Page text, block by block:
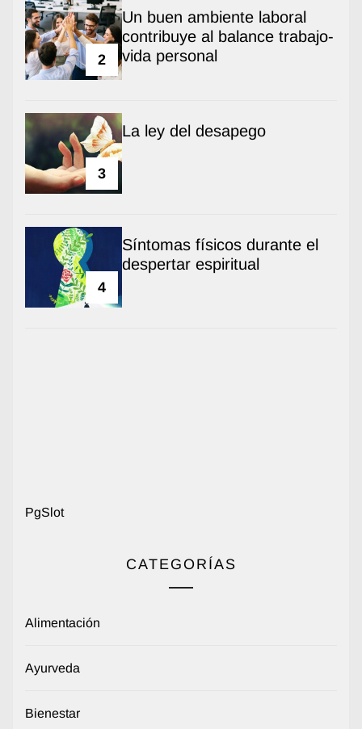
2
Un buen ambiente laboral
contribuye al balance trabajo-
vida personal
3
La ley del desapego
4
Síntomas físicos durante el
despertar espiritual
PgSlot
CATEGORÍAS
Alimentación
Ayurveda
Bienestar